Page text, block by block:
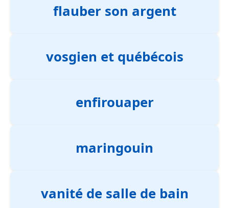
flauber son argent
vosgien et québécois
enfirouaper
maringouin
vanité de salle de bain